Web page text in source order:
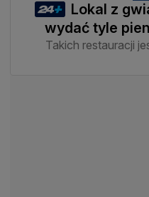
Lokal z
wydać tyle
Takich restauracji